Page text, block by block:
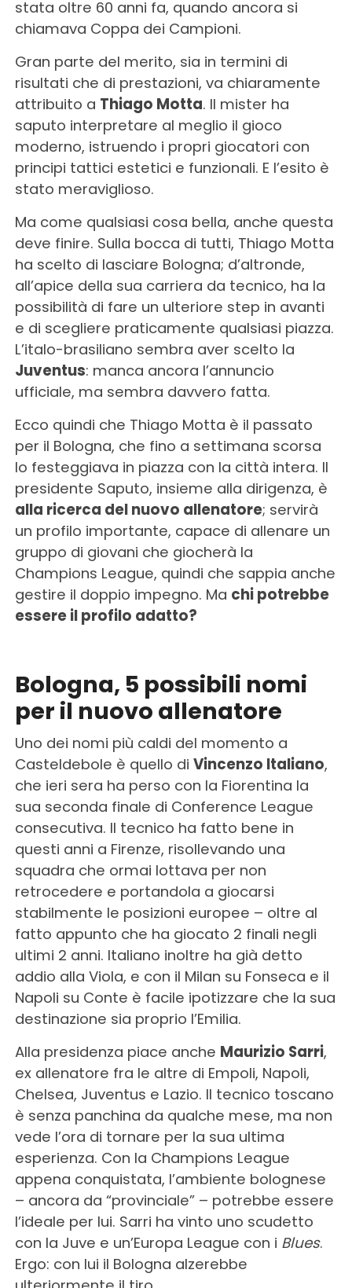
stata oltre 60 anni fa, quando ancora si
chiamava Coppa dei Campioni.
Gran parte del merito, sia in termini di
risultati che di prestazioni, va chiaramente
attribuito a Thiago Motta. Il mister ha
saputo interpretare al meglio il gioco
moderno, istruendo i propri giocatori con
principi tattici estetici e funzionali. E l’esito è
stato meraviglioso.
Ma come qualsiasi cosa bella, anche questa
deve finire. Sulla bocca di tutti, Thiago Motta
ha scelto di lasciare Bologna; d’altronde,
all’apice della sua carriera da tecnico, ha la
possibilità di fare un ulteriore step in avanti
e di scegliere praticamente qualsiasi piazza.
L’italo-brasiliano sembra aver scelto la
Juventus: manca ancora l’annuncio
ufficiale, ma sembra davvero fatta.
Ecco quindi che Thiago Motta è il passato
per il Bologna, che fino a settimana scorsa
lo festeggiava in piazza con la città intera. Il
presidente Saputo, insieme alla dirigenza, è
alla ricerca del nuovo allenatore; servirà
un profilo importante, capace di allenare un
gruppo di giovani che giocherà la
Champions League, quindi che sappia anche
gestire il doppio impegno. Ma chi potrebbe
essere il profilo adatto?
Bologna, 5 possibili nomi
per il nuovo allenatore
Uno dei nomi più caldi del momento a
Casteldebole è quello di Vincenzo Italiano,
che ieri sera ha perso con la Fiorentina la
sua seconda finale di Conference League
consecutiva. Il tecnico ha fatto bene in
questi anni a Firenze, risollevando una
squadra che ormai lottava per non
retrocedere e portandola a giocarsi
stabilmente le posizioni europee – oltre al
fatto appunto che ha giocato 2 finali negli
ultimi 2 anni. Italiano inoltre ha già detto
addio alla Viola, e con il Milan su Fonseca e il
Napoli su Conte è facile ipotizzare che la sua
destinazione sia proprio l’Emilia.
Alla presidenza piace anche Maurizio Sarri,
ex allenatore fra le altre di Empoli, Napoli,
Chelsea, Juventus e Lazio. Il tecnico toscano
è senza panchina da qualche mese, ma non
vede l’ora di tornare per la sua ultima
esperienza. Con la Champions League
appena conquistata, l’ambiente bolognese
– ancora da “provinciale” – potrebbe essere
l’ideale per lui. Sarri ha vinto uno scudetto
con la Juve e un’Europa League con i Blues.
Ergo: con lui il Bologna alzerebbe